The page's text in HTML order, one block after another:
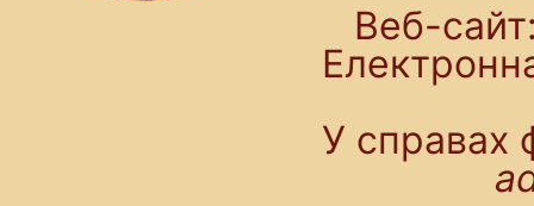
Веб-
У справах